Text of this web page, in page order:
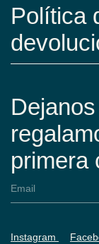
Política
primera
Instagram